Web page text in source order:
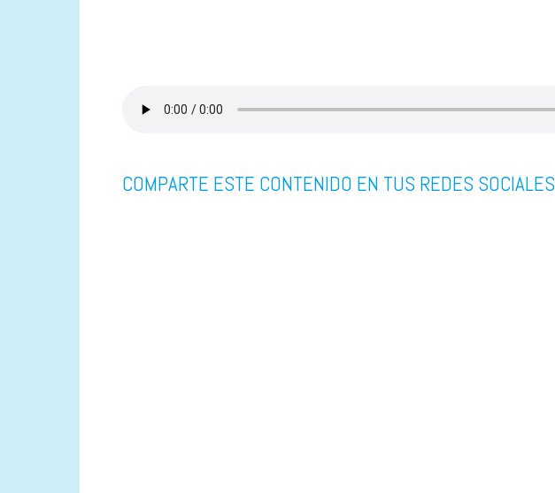
COMPARTE ESTE CONTENIDO EN TUS REDES SOCIALES